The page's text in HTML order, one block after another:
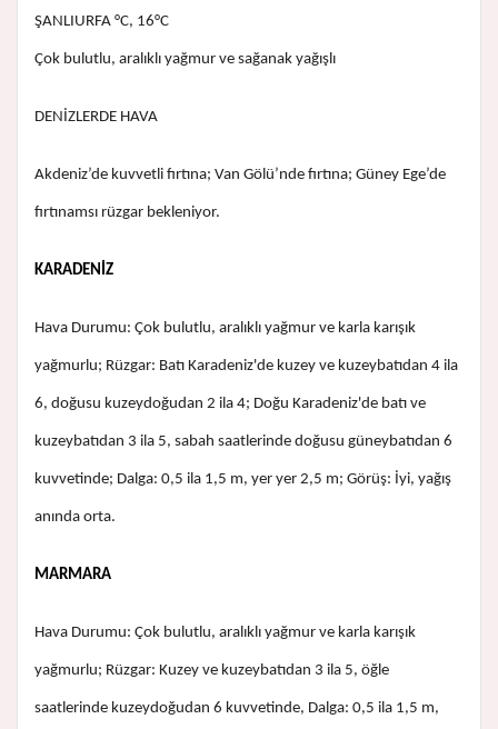
ŞANLIURFA °C, 16°C
Çok bulutlu, aralıklı yağmur ve sağanak yağışlı
DENİZLERDE HAVA
Akdeniz’de kuvvetli fırtına; Van Gölü’nde fırtına; Güney Ege’de
fırtınamsı rüzgar bekleniyor.
KARADENİZ
Hava Durumu: Çok bulutlu, aralıklı yağmur ve karla karışık
yağmurlu; Rüzgar: Batı Karadeniz'de kuzey ve kuzeybatıdan 4 ila
6, doğusu kuzeydoğudan 2 ila 4; Doğu Karadeniz'de batı ve
kuzeybatıdan 3 ila 5, sabah saatlerinde doğusu güneybatıdan 6
kuvvetinde; Dalga: 0,5 ila 1,5 m, yer yer 2,5 m; Görüş: İyi, yağış
anında orta.
MARMARA
Hava Durumu: Çok bulutlu, aralıklı yağmur ve karla karışık
yağmurlu; Rüzgar: Kuzey ve kuzeybatıdan 3 ila 5, öğle
saatlerinde kuzeydoğudan 6 kuvvetinde, Dalga: 0,5 ila 1,5 m,